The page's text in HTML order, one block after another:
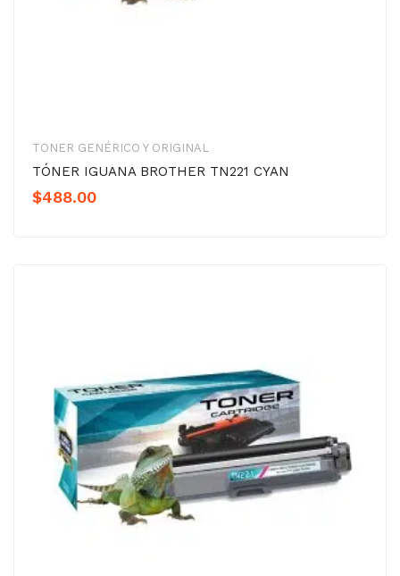
TONER GENÉRICO Y ORIGINAL
TÓNER IGUANA BROTHER TN221 CYAN
$488.00